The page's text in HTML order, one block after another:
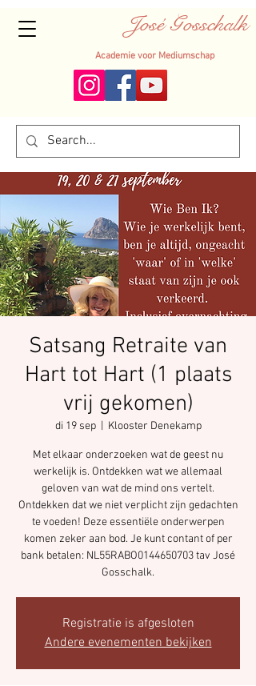
José Gosschalk
Academie voor Mediumschap
Satsang Retraite van
Hart tot Hart (1 plaats
vrij gekomen)
di 19 sep
  |
Klooster Denekamp
Met elkaar onderzoeken wat de geest nu
werkelijk is. Ontdekken wat we allemaal
geloven van wat de mind ons vertelt.
Ontdekken dat we niet verplicht zijn gedachten
te voeden! Deze essentiële onderwerpen
komen zeker aan bod. Je kunt contant of per
bank betalen: NL55RABO0144650703 tav José
Gosschalk.
Registratie is afgesloten
Andere evenementen bekijken